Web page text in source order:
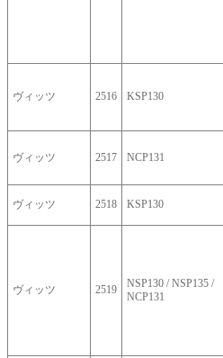
ヴィッツ 2516 KSP130
ヴィッツ 2517 NCP131
ヴィッツ 2518 KSP130
ヴィッツ 2519
NSP130 / NSP135 /
NCP131